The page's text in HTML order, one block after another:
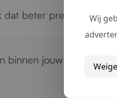
dat beter presteert en
binnen jouw organisatie?
Wij